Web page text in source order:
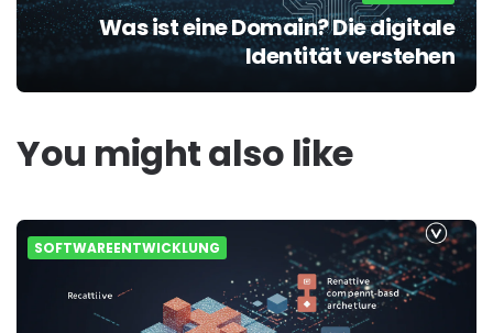
Was ist eine Domain? Die digitale
Identität verstehen
You might also like
SOFTWAREENTWICKLUNG